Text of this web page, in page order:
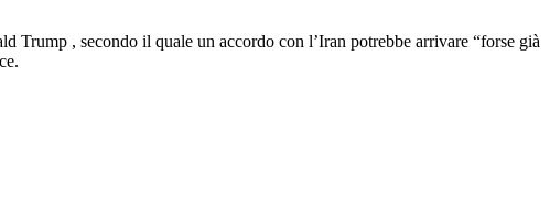
Trump , secondo il quale un accordo con l’Iran potrebbe arrivare “forse già